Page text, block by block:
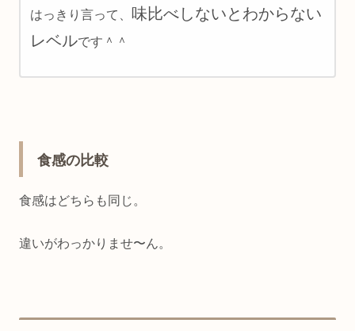
はっきり言って、 味比べしないとわからない
レベルです＾＾
食感の比較
食感はどちらも同じ。
違いがわっかりませ〜ん。